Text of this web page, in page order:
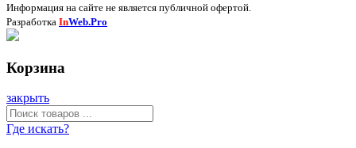
Информация на сайте не является публичной офертой.
Разработка InWeb.Pro
Корзина
закрыть
Где искать?